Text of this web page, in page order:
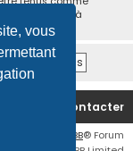
vous
visant à
Nous contacter
phpBB® Forum